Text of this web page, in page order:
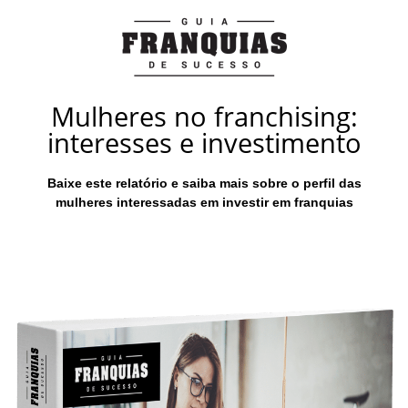
Mulheres no franchising:
interesses e investimento
Baixe este relatório e saiba mais sobre o perfil das
mulheres interessadas em investir em franquias